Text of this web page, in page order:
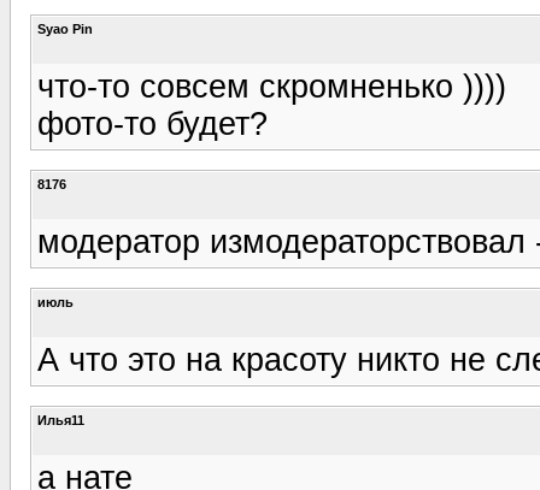
Syao Pin
что-то совсем скромненько ))))
фото-то будет?
8176
модератор
июль
А что это на красоту никто не
Илья11
а нате